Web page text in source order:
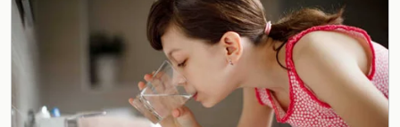
hacen que el espectador se involucre más. Este
enfoque ha elevado el nivel del cine de acción,
haciéndolo más atractivo.
Actuaciones memorables